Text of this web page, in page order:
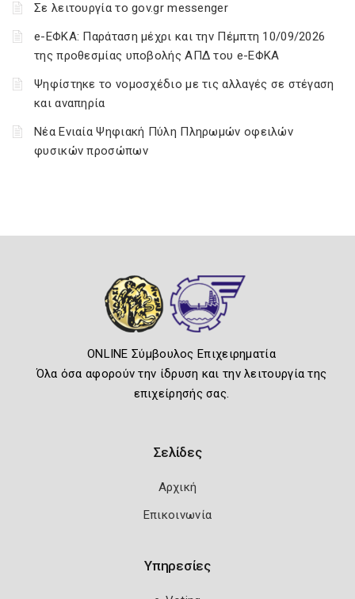
Σε λειτουργία το gov.gr messenger
e-ΕΦΚΑ: Παράταση μέχρι και την Πέμπτη 10/09/2026
της προθεσμίας υποβολής ΑΠΔ του e-ΕΦΚΑ
Ψηφίστηκε το νομοσχέδιο με τις αλλαγές σε στέγαση
και αναπηρία
Νέα Ενιαία Ψηφιακή Πύλη Πληρωμών οφειλών
φυσικών προσώπων
ONLINE Σύμβουλος Επιχειρηματία
Όλα όσα αφορούν την ίδρυση και την λειτουργία της
επιχείρησής σας.
Σελίδες
Αρχική
Επικοινωνία
Υπηρεσίες